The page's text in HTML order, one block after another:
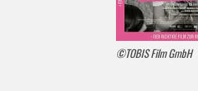
©TOBIS Film GmbH